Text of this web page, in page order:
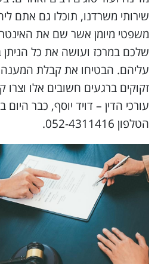
שירותי משרדנו, תוכלו גם אתם
משפטי מיומן אשר שם את
שלכם במרכז ועושה את כל הניתן
עליהם. הבטיחו את קבלת
זקוקים ברגעים חשובים אלו
עורכי הדין – דויד יוסף, כבר
הטלפון 052-4311416.